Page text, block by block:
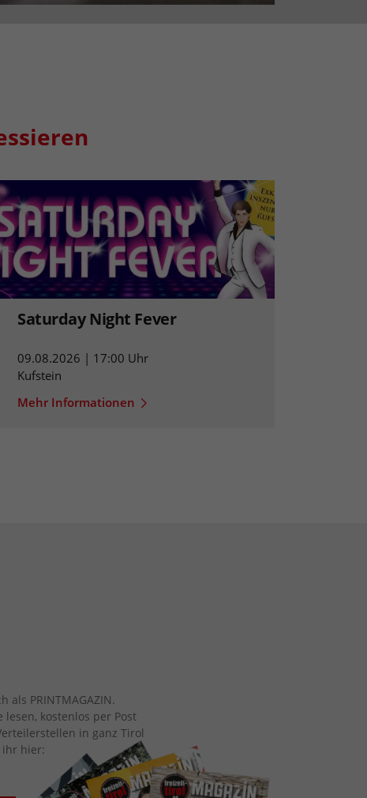
Saturday Night Fever
09.08.2026 | 17:00 Uhr
Kufstein
Mehr Informationen
als PRINTMAGAZIN.
kostenlos per Post
in ganz Tirol
ihr hier: